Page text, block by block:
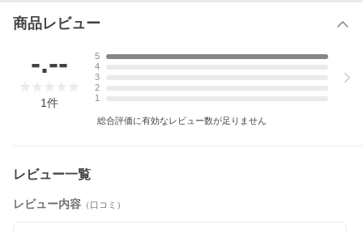
関連商品
対象ユーザー
03(クリア
○
04(クリアー ○
商品レビュー
-.--
1件
5
4
3
2
1
総合評価に有効なレビュー数が足りません
レビュー一覧
レビュー内容 （口コミ）